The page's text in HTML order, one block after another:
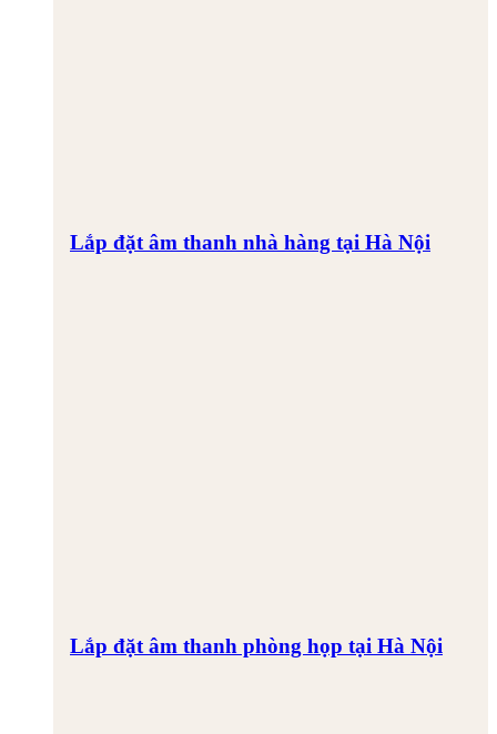
Lắp đặt âm thanh nhà hàng tại Hà Nội
Lắp đặt âm thanh phòng họp tại Hà Nội